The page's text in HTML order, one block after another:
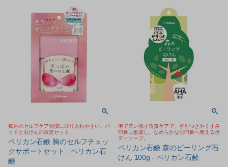
毎月のセルフケア習慣に取り入れやすい、パ
ッドと石けんの限定セット。
ペリカン石鹸 胸のセルフチェッ
クサポートセット - ペリカン石
鹸
泡で洗い流す角質ケアで、ざらつきやくすみ
印象に配慮し、なめらかな肌印象へ整えるボ
ディソープ。
ペリカン石鹸 森のピーリング石
けん 100g - ペリカン石鹸